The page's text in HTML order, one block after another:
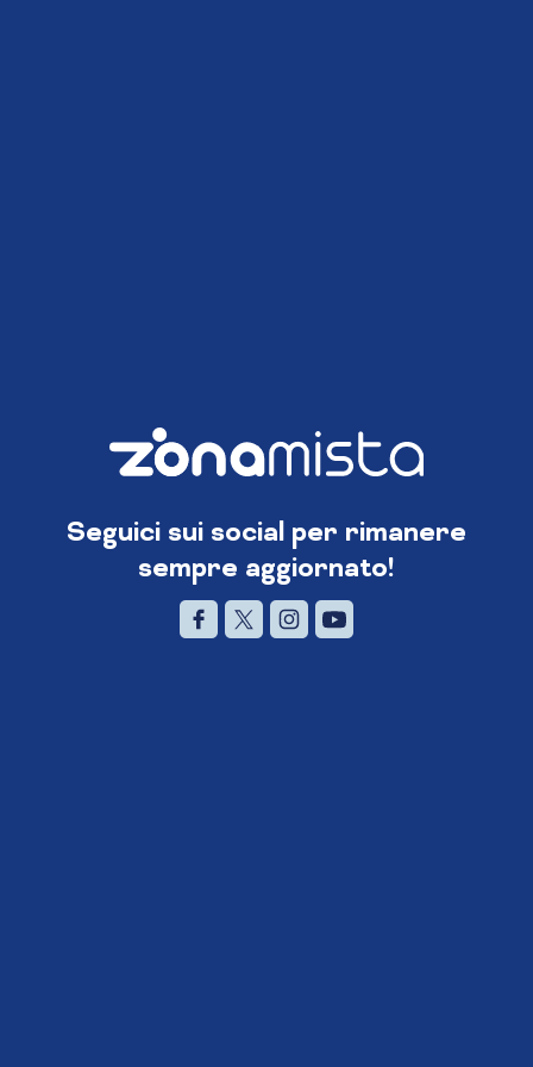
Seguici sui social per rimanere
sempre aggiornato!